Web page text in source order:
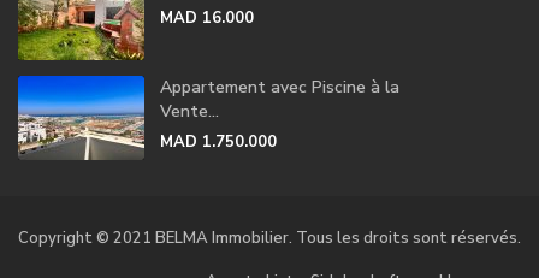
MAD 16.000
Appartement avec Piscine à la
Vente...
MAD 1.750.000
Copyright © 2021 BELMA Immobilier. Tous les droits sont réservés.